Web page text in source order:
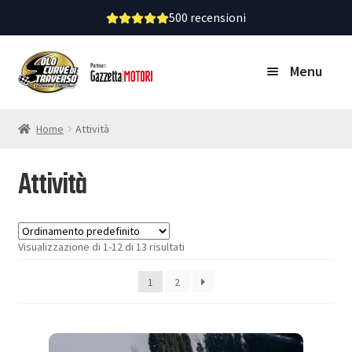
500 recensioni
Vai
alla
navigazione
Vai
al
contenuto
Menu
Attività
VOUCHER-BUONO
Dicono di noi
Home Attività
Attività
Visualizzazione di 1-12 di 13 risultati
1 2